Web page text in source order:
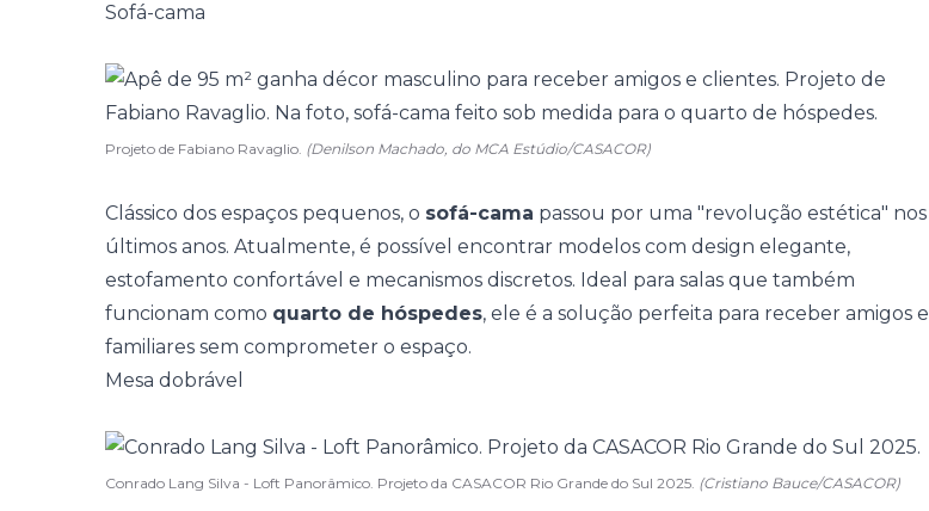
Sofá-cama
Projeto de Fabiano Ravaglio. (Denilson Machado, do MCA Estúdio/CASACOR)
Clássico dos espaços pequenos, o sofá-cama passou por uma "revolução estética" nos
últimos anos. Atualmente, é possível encontrar modelos com design elegante,
estofamento confortável e mecanismos discretos. Ideal para salas que também
funcionam como quarto de hóspedes, ele é a solução perfeita para receber amigos e
familiares sem comprometer o espaço.
Mesa dobrável
Conrado Lang Silva - Loft Panorâmico. Projeto da CASACOR Rio Grande do Sul 2025. (Cristiano Bauce/CASACOR)